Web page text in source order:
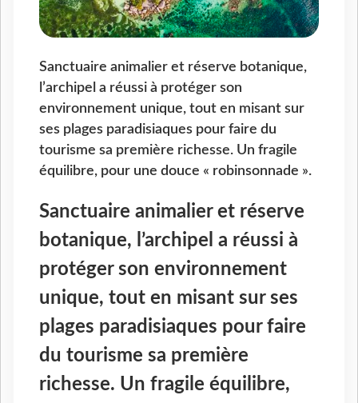
Sanctuaire animalier et réserve botanique,
l’archipel a réussi à protéger son
environnement unique, tout en misant sur
ses plages paradisiaques pour faire du
tourisme sa première richesse. Un fragile
équilibre, pour une douce « robinsonnade ».
Sanctuaire animalier et réserve
botanique, l’archipel a réussi à
protéger son environnement
unique, tout en misant sur ses
plages paradisiaques pour faire
du tourisme sa première
richesse. Un fragile équilibre,